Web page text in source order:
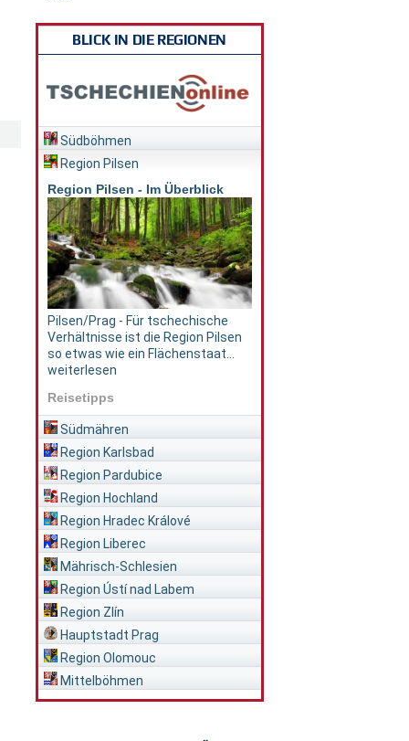
BLICK IN DIE REGIONEN
Südböhmen
Region Pilsen
Region Pilsen - Im Überblick
Pilsen/Prag - Für tschechische
Verhältnisse ist die Region Pilsen
so etwas wie ein Flächenstaat...
weiterlesen
Reisetipps
Südmähren
Region Karlsbad
Region Pardubice
Region Hochland
Region Hradec Králové
Region Liberec
Mährisch-Schlesien
Region Ústí nad Labem
Region Zlín
Hauptstadt Prag
Region Olomouc
Mittelböhmen